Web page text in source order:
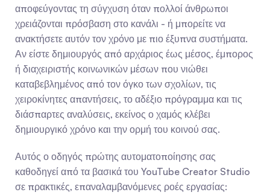
αποφεύγοντας τη σύγχυση όταν πολλοί άνθρωποι
χρειάζονται πρόσβαση στο κανάλι - ή μπορείτε να
ανακτήσετε αυτόν τον χρόνο με πιο έξυπνα συστήματα.
Αν είστε δημιουργός από αρχάριος έως μέσος, έμπορος
ή διαχειριστής κοινωνικών μέσων που νιώθει
καταβεβλημένος από τον όγκο των σχολίων, τις
χειροκίνητες απαντήσεις, το αδέξιο πρόγραμμα και τις
διάσπαρτες αναλύσεις, εκείνος ο χαμός κλέβει
δημιουργικό χρόνο και την ορμή του κοινού σας.
Αυτός ο οδηγός πρώτης αυτοματοποίησης σας
καθοδηγεί από τα βασικά του YouTube Creator Studio
σε πρακτικές, επαναλαμβανόμενες ροές εργασίας: